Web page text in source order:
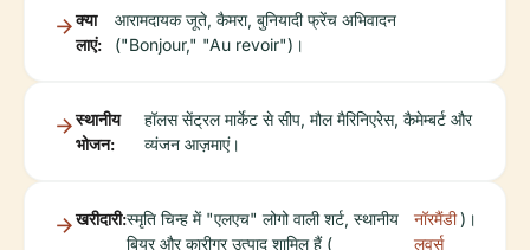
क्या
लाएं:
आरामदायक जूते, कैमरा, बुनियादी फ्रेंच अभिवादन
("Bonjour," "Au revoir")।
स्थानीय
भोजन:
हॉलस सेंट्रल मार्केट से सीप, मौल मैरिनिएरेस, कैमेम्बर्ट और
व्यंजन आज़माएं।
खरीदारी:स्मृति चिन्ह में "एलएच" लोगो वाली शर्ट, स्थानीय
बियर और कारीगर उत्पाद शामिल हैं (
नॉरमैंडी
लवर्स
)।